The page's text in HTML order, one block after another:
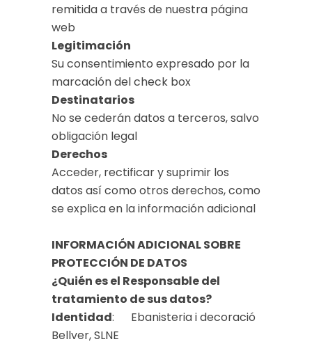
remitida a través de nuestra página
web
Legitimación
Su consentimiento expresado por la
marcación del check box
Destinatarios
No se cederán datos a terceros, salvo
obligación legal
Derechos
Acceder, rectificar y suprimir los
datos así como otros derechos, como
se explica en la información adicional
INFORMACIÓN ADICIONAL SOBRE
PROTECCIÓN DE DATOS
¿Quién es el Responsable del
tratamiento de sus datos?
Identidad: Ebanisteria i decoració
Bellver, SLNE